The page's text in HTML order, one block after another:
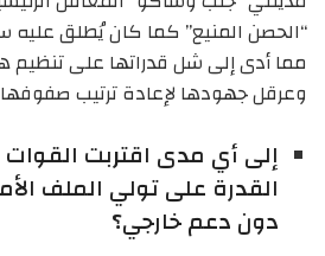
“الحصن المنيع” كما كان يُطلق عليه
مما أدى إلى شل قدراتها على
وعرقل جهودها لإعادة ترتيب
إلى أي مدى اقتربت
القدرة على تولي الملف
دون دعم خارجي؟